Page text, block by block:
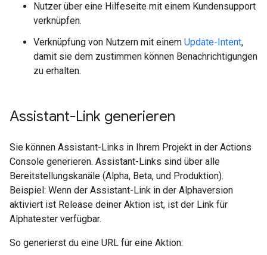
Nutzer über eine Hilfeseite mit einem Kundensupport
verknüpfen.
Verknüpfung von Nutzern mit einem Update-Intent,
damit sie dem zustimmen können Benachrichtigungen
zu erhalten.
Assistant-Link generieren
Sie können Assistant-Links in Ihrem Projekt in der Actions
Console generieren. Assistant-Links sind über alle
Bereitstellungskanäle (Alpha, Beta, und Produktion).
Beispiel: Wenn der Assistant-Link in der Alphaversion
aktiviert ist Release deiner Aktion ist, ist der Link für
Alphatester verfügbar.
So generierst du eine URL für eine Aktion: